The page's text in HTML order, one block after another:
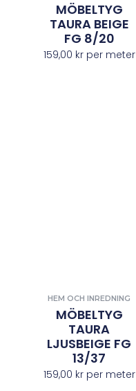
MÖBELTYG
TAURA BEIGE
FG 8/20
159,00 krper meter
HEM OCH INREDNING
MÖBELTYG
TAURA
LJUSBEIGE FG
13/37
159,00 krper meter